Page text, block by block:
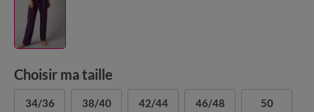
Choisir ma taille
34/36 38/40 42/44 46/48 50